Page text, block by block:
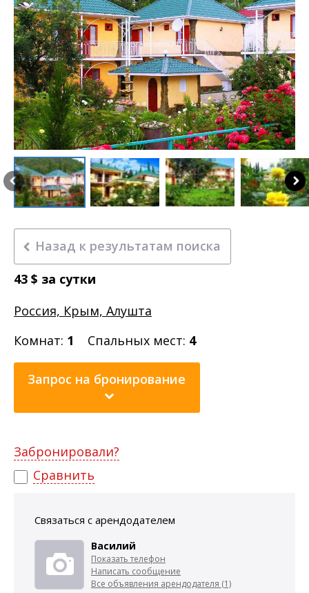
Назад к результатам поиска
43 $ за сутки
Россия, Крым, Алушта
Комнат: 1 Спальных мест: 4
Запрос на бронирование
Забронировали?
Сравнить
Связаться с арендодателем
Василий
Показать телефон
Написать сообщение
Все объявления арендодателя (1)